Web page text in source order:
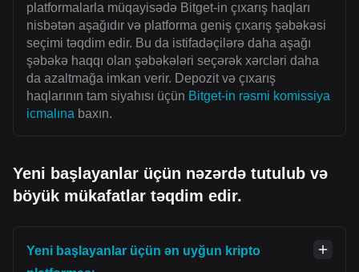
platformalarla müqayisədə Bitget-in çıxarış haqları
nisbətən aşağıdır və platforma geniş çıxarış şəbəkəsi
seçimi təqdim edir. Bu da istifadəçilərə daha aşağı
şəbəkə haqqı olan şəbəkələri seçərək xərcləri daha
da azaltmağa imkan verir. Depozit və çıxarış
haqlarının tam siyahısı üçün Bitget-in rəsmi komissiya
icmalına baxın.
Yeni başlayanlar üçün nəzərdə tutulub və
böyük mükafatlar təqdim edir.
Yeni başlayanlar üçün ən uyğun kripto